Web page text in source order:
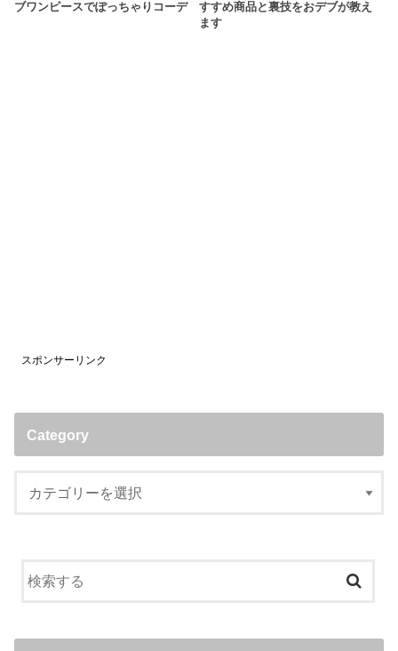
ブワンピースでぽっちゃりコーデ
すすめ商品と裏技をおデブが教え
ます
スポンサーリンク
Category